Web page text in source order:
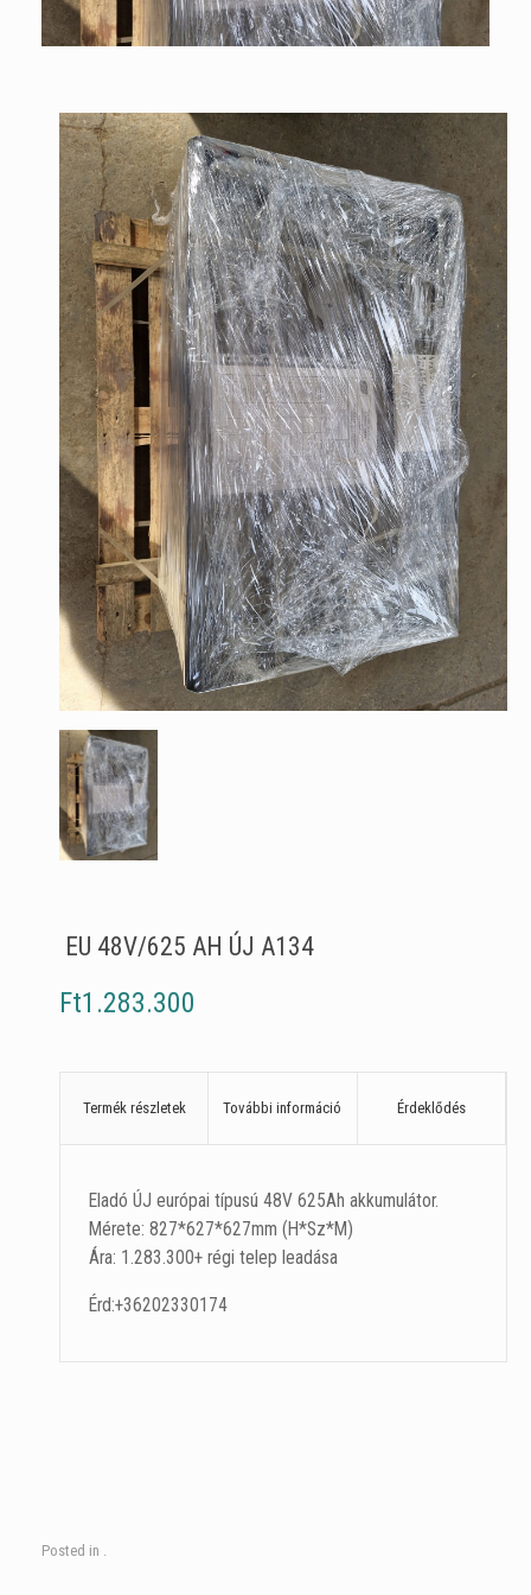
EU 48V/625 AH ÚJ A134
Ft1.283.300
Termék részletek További információ Érdeklődés
Eladó ÚJ európai típusú 48V 625Ah akkumulátor.
Mérete: 827*627*627mm (H*Sz*M)
Ára: 1.283.300+ régi telep leadása
Érd:+36202330174
Posted in .